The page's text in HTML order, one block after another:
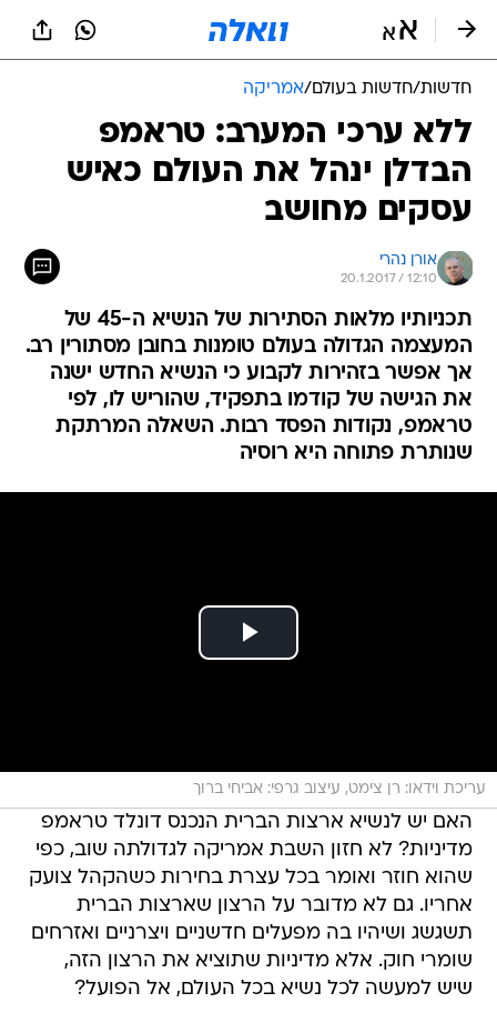
חדשות/חדשות בעולם/אמריקה
ללא ערכי המערב: טראמפ
הבדלן ינהל את העולם כאיש
עסקים מחושב
אורן נהרי
20.1.2017 / 12:10
תכניותיו מלאות הסתירות של הנשיא ה-45 של
המעצמה הגדולה בעולם טומנות בחובן מסתורין רב.
אך אפשר בזהירות לקבוע כי הנשיא החדש ישנה
את הגישה של קודמו בתפקיד, שהוריש לו, לפי
טראמפ, נקודות הפסד רבות. השאלה המרתקת
שנותרת פתוחה היא רוסיה
עריכת וידאו: רן צימט, עיצוב גרפי: אביחי ברוך
האם יש לנשיא ארצות הברית הנכנס דונלד טראמפ
מדיניות? לא חזון השבת אמריקה לגדולתה שוב, כפי
שהוא חוזר ואומר בכל עצרת בחירות כשהקהל צועק
אחריו. גם לא מדובר על הרצון שארצות הברית
תשגשג ושיהיו בה מפעלים חדשניים ויצרניים ואזרחים
שומרי חוק. אלא מדיניות שתוציא את הרצון הזה,
שיש למעשה לכל נשיא בכל העולם, אל הפועל?